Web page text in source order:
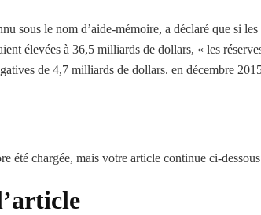
sous le nom d’aide-mémoire, a déclaré que si
élevées à 36,5 milliards de dollars, « les
de 4,7 milliards de dollars. en décembre
été chargée, mais votre article continue ci-